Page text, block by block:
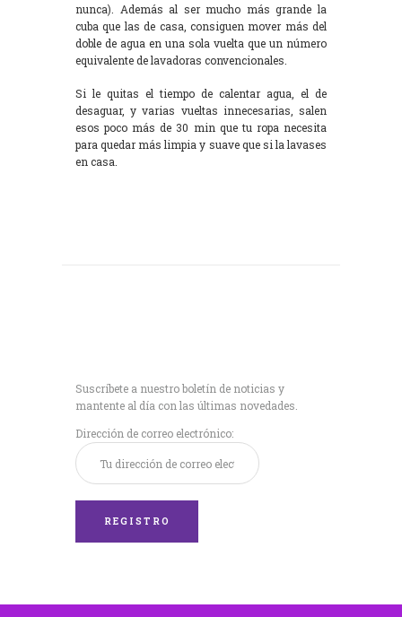
nunca). Además al ser mucho más grande la
cuba que las de casa, consiguen mover más del
doble de agua en una sola vuelta que un número
equivalente de lavadoras convencionales.
Si le quitas el tiempo de calentar agua, el de
desaguar, y varias vueltas innecesarias, salen
esos poco más de 30 min que tu ropa necesita
para quedar más limpia y suave que si la lavases
en casa.
Suscríbete a nuestro boletín de noticias y
mantente al día con las últimas novedades.
Dirección de correo electrónico: